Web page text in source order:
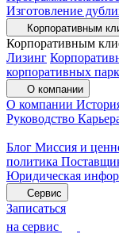
Изготовление
Корпоративным
Корпоративным
Лизинг
корпоративных
О компании
О компании
Руководство
Блог Миссия и
политика
Юридическая
Сервис
Записаться
на сервис